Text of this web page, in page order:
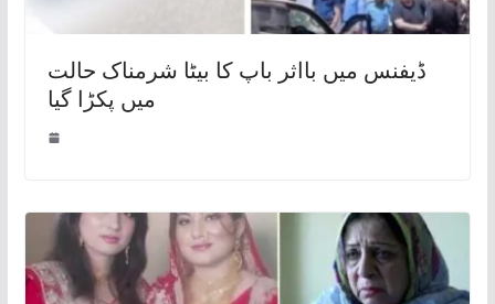
ڈیفنس میں بااثر باپ کا بیٹا شرمناک حالت
میں پکڑا گیا